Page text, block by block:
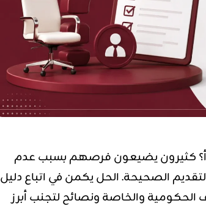
كثيرون يضيعون فرصهم بسبب عدم
الصحيحة. الحل يكمن في اتباع دليل
والخاصة ونصائح لتجنب أبرز